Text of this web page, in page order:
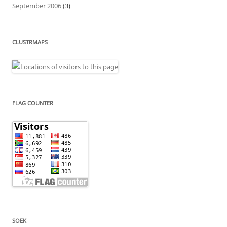
September 2006(3)
CLUSTRMAPS
FLAG COUNTER
SOEK